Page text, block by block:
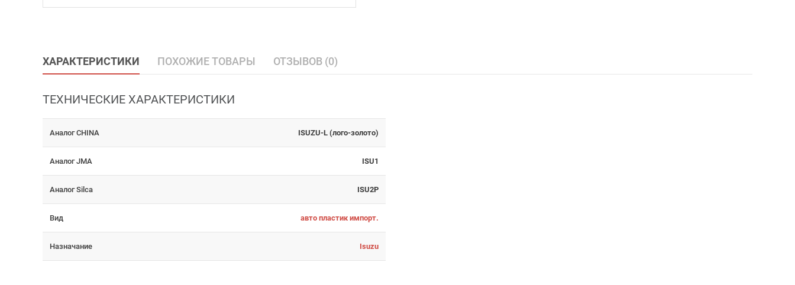
ХАРАКТЕРИСТИКИ ПОХОЖИЕ ТОВАРЫ ОТЗЫВОВ (0)
ТЕХНИЧЕСКИЕ ХАРАКТЕРИСТИКИ
Аналог CHINA ISUZU-L (лого-золото)
Аналог JMA ISU1
Аналог Silca ISU2P
Вид авто пластик импорт.
Назначание Isuzu